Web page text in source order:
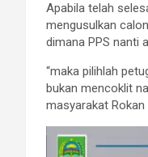
Apabila telah
mengusulkan
dimana PPS nanti
“maka pilihlah
bukan mencoklit
masyarakat